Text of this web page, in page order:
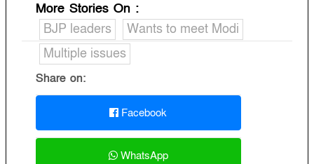
More Stories On :
BJP leaders
Wants to meet Modi
Multiple issues
Share on:
Facebook
WhatsApp